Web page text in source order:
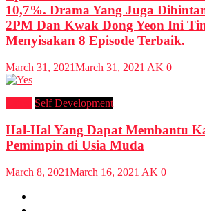
10,7%. Drama Yang Juga
2PM Dan Kwak Dong Yeon Ini
Menyisakan 8 Episode Terbaik.
March 31, 2021March 31, 2021 AK 0
Self Development
Hal-Hal Yang Dapat Membantu
Pemimpin di Usia Muda
March 8, 2021March 16, 2021 AK 0